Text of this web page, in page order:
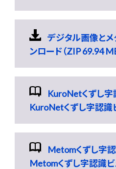
デジタル画像と
ンロード（ZIP 69.94
KuroNetくずし字
KuroNetくずし字認識
Metomくずし字
Metomくずし字認識